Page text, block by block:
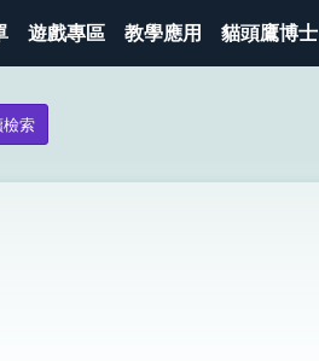
遊戲專區 教學應用 貓頭鷹博士
檢索